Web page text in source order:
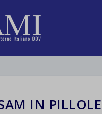
IN PILLOLE